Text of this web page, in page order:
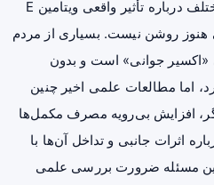
‌های مختلف درباره تأثیر واقعی ویتامین E
هنوز روشن نیست. بسیاری از مردم
«اکسیر جوانی» است و بدون
اما مطالعات علمی اخیر چنین
افزایش بی‌رویه مصرف مکمل‌ها
اثرات جانبی و تداخل آن‌ها با
مسئله ضرورت بررسی علمی